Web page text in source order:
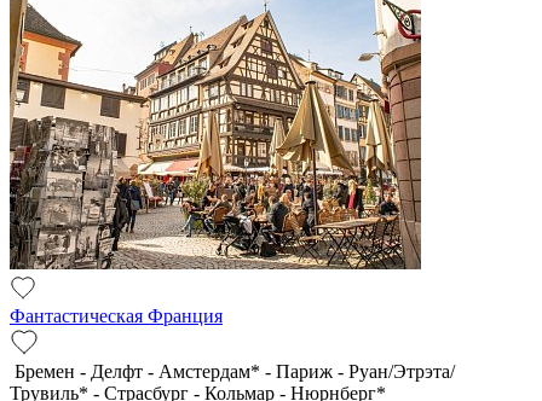
Фантастическая Франция
Бремен - Делфт - Амстердам* - Париж - Руан/Этрэта/
Трувиль* - Страсбург - Кольмар - Нюрнберг*